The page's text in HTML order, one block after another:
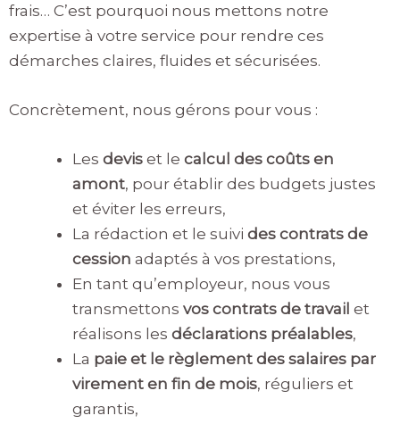
frais… C’est pourquoi nous mettons notre
expertise à votre service pour rendre ces
démarches claires, fluides et sécurisées.
Concrètement, nous gérons pour vous :
Les devis et le calcul des coûts en
amont, pour établir des budgets justes
et éviter les erreurs,
La rédaction et le suivi des contrats de
cession adaptés à vos prestations,
En tant qu’employeur, nous vous
transmettons vos contrats de travail et
réalisons les déclarations préalables,
La paie et le règlement des salaires par
virement en fin de mois, réguliers et
garantis,